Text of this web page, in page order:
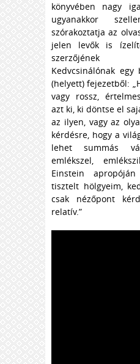
könyvében nagy
ugyanakkor
szórakoztatja az
jelen levők is
szerzőjének
Kedvcsinálónak egy
(helyett) fejezetből:
vagy rossz,
azt ki, ki döntse el
az ilyen, vagy az
kérdésre, hogy a
lehet summás
emlékszel,
Einstein
tisztelt hölgyeim,
csak nézőpont
relatív.”